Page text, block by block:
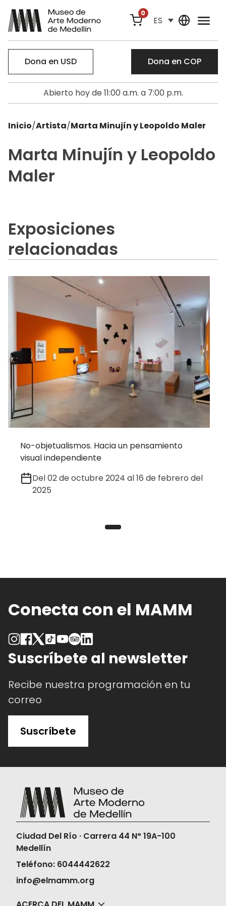
0
ES
Dona en USD Dona en COP
Abierto hoy de 11:00 a.m. a 7:00 p.m.
Inicio/Artista/Marta Minujín y Leopoldo Maler
Marta Minujín y Leopoldo
Maler
Exposiciones
relacionadas
No-objetualismos. Hacia un pensamiento
visual independiente
Del 02 de octubre 2024 al 16 de febrero del
2025
Conecta con el MAMM
Suscríbete al newsletter
Recibe nuestra programación en tu
correo
Suscríbete
Ciudad Del Río · Carrera 44 N° 19A-100
Medellín
Teléfono: 6044442622
info@elmamm.org